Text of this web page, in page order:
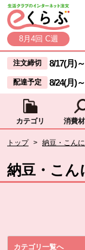
ページの先頭です。
本文へジャンプする。
8月4回 C週
ここからサイト内共
サイト内共通メニュ
注文締切 8/17(月)～
配達予定 8/24(月)～
カテゴリ 消費
トップ > 納豆・こんに
納豆・こん
カテゴリ一覧へ